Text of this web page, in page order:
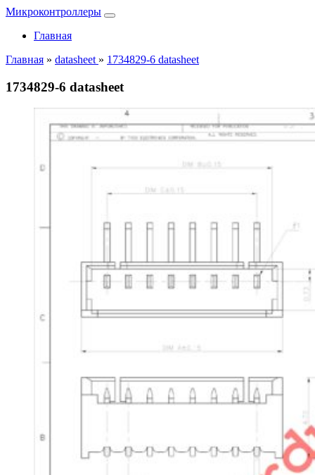
Микроконтроллеры
Главная
Главная » datasheet » 1734829-6 datasheet
1734829-6 datasheet